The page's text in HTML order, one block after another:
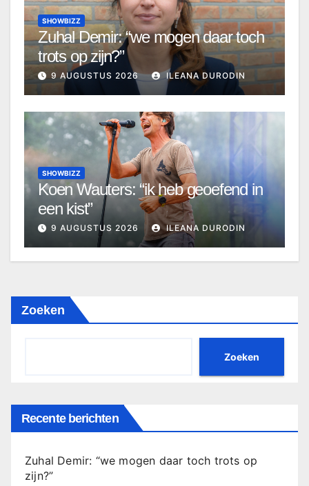
SHOWBIZZ
Zuhal Demir: “we mogen daar toch
trots op zijn?”
9 AUGUSTUS 2026 ILEANA DURODIN
SHOWBIZZ
Koen Wauters: “ik heb geoefend in
een kist”
9 AUGUSTUS 2026 ILEANA DURODIN
Zoeken
Zoeken
Recente berichten
Zuhal Demir: “we mogen daar toch trots op
zijn?”